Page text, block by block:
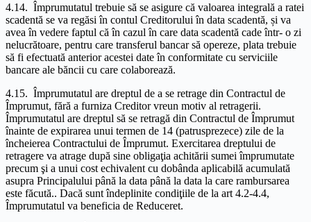
4.14. Împrumutatul trebuie să se asigure că valoarea integrală a ratei
scadentă se va regăsi în contul Creditorului în data scadentă, și va
avea în vedere faptul că în cazul în care data scadentă cade într- o zi
nelucrătoare, pentru care transferul bancar să opereze, plata trebuie
să fi efectuată anterior acestei date în conformitate cu serviciile
bancare ale băncii cu care colaborează.
4.15. Împrumutatul are dreptul de a se retrage din Contractul de
Împrumut, fără a furniza Creditor vreun motiv al retragerii.
Împrumutatul are dreptul să se retragă din Contractul de Împrumut
înainte de expirarea unui termen de 14 (patrusprezece) zile de la
încheierea Contractului de Împrumut. Exercitarea dreptului de
retragere va atrage după sine obligaţia achitării sumei împrumutate
precum şi a unui cost echivalent cu dobânda aplicabilă acumulată
asupra Principalului până la data până la data la care rambursarea
este făcută.. Dacă sunt îndeplinite condiţiile de la art 4.2-4.4,
Împrumutatul va beneficia de Reduceret.